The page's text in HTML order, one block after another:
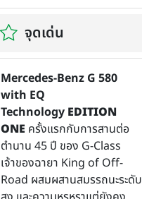
จุดเด่น
Mercedes-Benz G 580
with EQ
Technology EDITION
ONE ครั้งแรกกับการสานต่อ
ตำนาน 45 ปี ของ G-Class
เจ้าของฉายา King of Off-
Road ผสมผสานสมรรถนะระดับ